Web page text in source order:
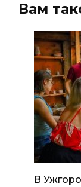
Вам
В